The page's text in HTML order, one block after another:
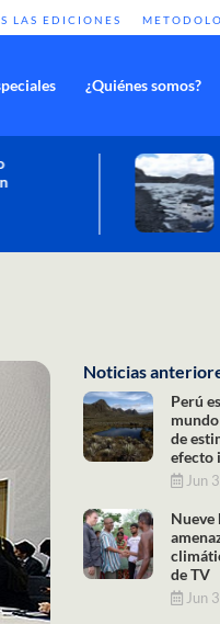
LAS EDICIONES
¿Quiénes somos?
Cambio
como objetivo
Nov 30, 2020
Noticias
Perú
de
efecto
Jun
Nueve
de TV
Jun